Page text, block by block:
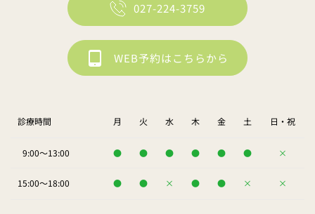
027-224-3759
WEB予約はこちらから
診療時間 月 火 水 木 金 土 日・祝
9:00～13:00 ● ● ● ● ● ● ×
15:00～18:00 ● ● × ● ● × ×